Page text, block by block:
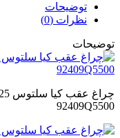
توضیحات
نظرات (0)
توضیحات
92409Q5500